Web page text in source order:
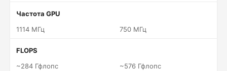
Частота GPU
1114 МГц
750 МГц
FLOPS
~284 Гфлопс
~576 Гфлопс